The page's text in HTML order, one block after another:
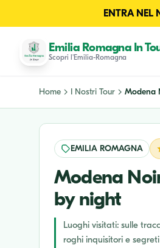
ENTRA NEL
Emilia Romagna In
Scopri l'Emilia-Romagna
Home I Nostri Tour Modena
EMILIA ROMAGNA
Modena
by night
Luoghi visitati: sulle
roghi inquisitori e